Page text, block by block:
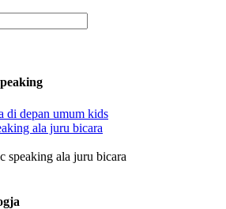
speaking ala juru bicara